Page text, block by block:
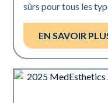
sûrs pour tous les
EN SAVOIR